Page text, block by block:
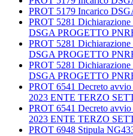
PROT 5179 Incarico
PROT 5281 Dichiarazione
DSGA PROGETTO
PROT 5281 Dichiarazione
DSGA PROGETTO
PROT 5281 Dichiarazione
DSGA PROGETTO
PROT 6541 Decreto
2023 ENTE TERZO
PROT 6541 Decreto
2023 ENTE TERZO
PROT 6948 Stipula